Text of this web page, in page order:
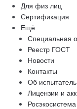
Для физ лиц
Сертификация
Ещё
Специальная
Реестр ГОСТ
Новости
Контакты
Об
Лицензии и
Росэкосистема